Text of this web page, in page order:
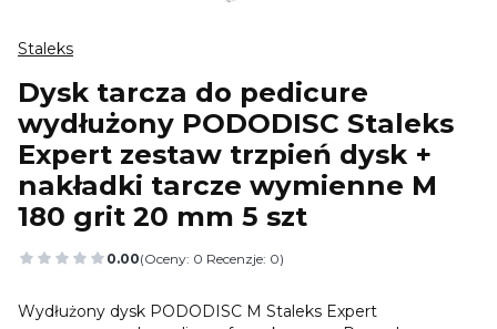
Staleks
Dysk tarcza do pedicure
wydłużony PODODISC Staleks
Expert zestaw trzpień dysk +
nakładki tarcze wymienne M
180 grit 20 mm 5 szt
0.00(Oceny: 0 Recenzje: 0)
Przejdź do sekcji Opinie
Wydłużony dysk PODODISC M Staleks Expert